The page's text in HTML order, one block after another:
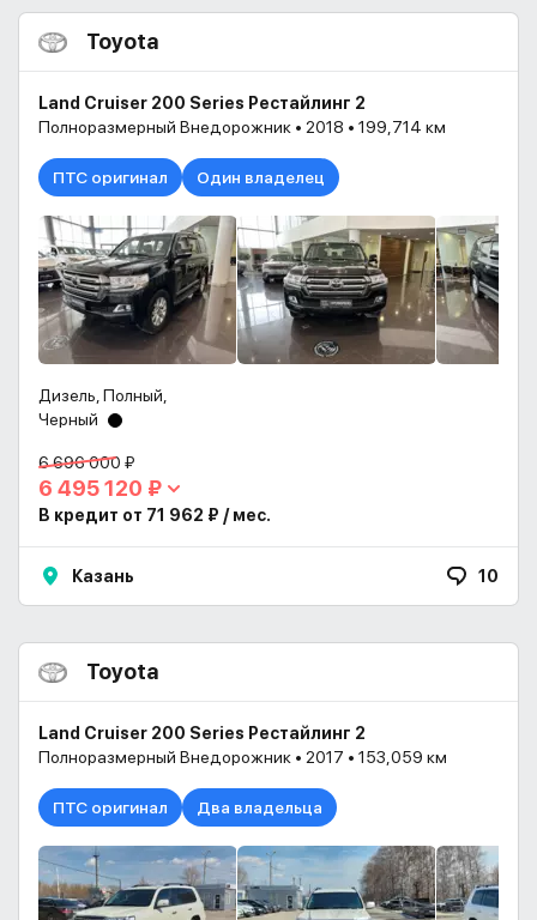
Toyota
Land Cruiser 200 Series Рестайлинг 2
Полноразмерный Внедорожник • 2018 • 199,714 км
ПТС оригинал Один владелец
Дизель, Полный,
Черный
6 696 000 ₽
6 495 120 ₽
В кредит от 71 962 ₽ / мес.
Казань 10
Toyota
Land Cruiser 200 Series Рестайлинг 2
Полноразмерный Внедорожник • 2017 • 153,059 км
ПТС оригинал Два владельца